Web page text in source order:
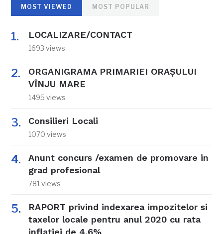
MOST VIEWED MOST POPULAR
LOCALIZARE/CONTACT
1693 views
ORGANIGRAMA PRIMARIEI ORAŞULUI
VÎNJU MARE
1495 views
Consilieri Locali
1070 views
Anunt concurs /examen de promovare in
grad profesional
781 views
RAPORT privind indexarea impozitelor si
taxelor locale pentru anul 2020 cu rata
inflatiei de 4,6%